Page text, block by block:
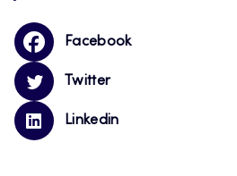
Facebook
Twitter
Linkedin